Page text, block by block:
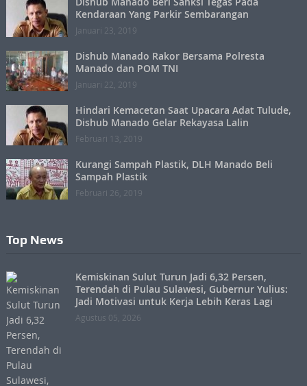
Kendaraan Yang Parkir Sembarangan
Januari 23, 2019
Dishub Manado Rakor Bersama Polresta
Manado dan POM TNI
Januari 22, 2019
Hindari Kemacetan Saat Upacara Adat Tulude,
Dishub Manado Gelar Rekayasa Lalin
Februari 13, 2019
Kurangi Sampah Plastik, DLH Manado Beli
Sampah Plastik
Februari 26, 2019
Top News
Kemiskinan Sulut Turun Jadi 6,32 Persen,
Terendah di Pulau Sulawesi, Gubernur Yulius:
Jadi Motivasi untuk Kerja Lebih Keras Lagi
Agustus 05, 2026